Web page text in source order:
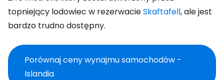
topniejący lodowiec w rezerwacieSkaftafell, ale jest
bardzo trudno dostępny.
Porównaj ceny wynajmu samochodów -
Islandia